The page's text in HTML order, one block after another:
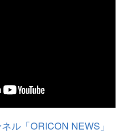
ル「ORICON NEWS」